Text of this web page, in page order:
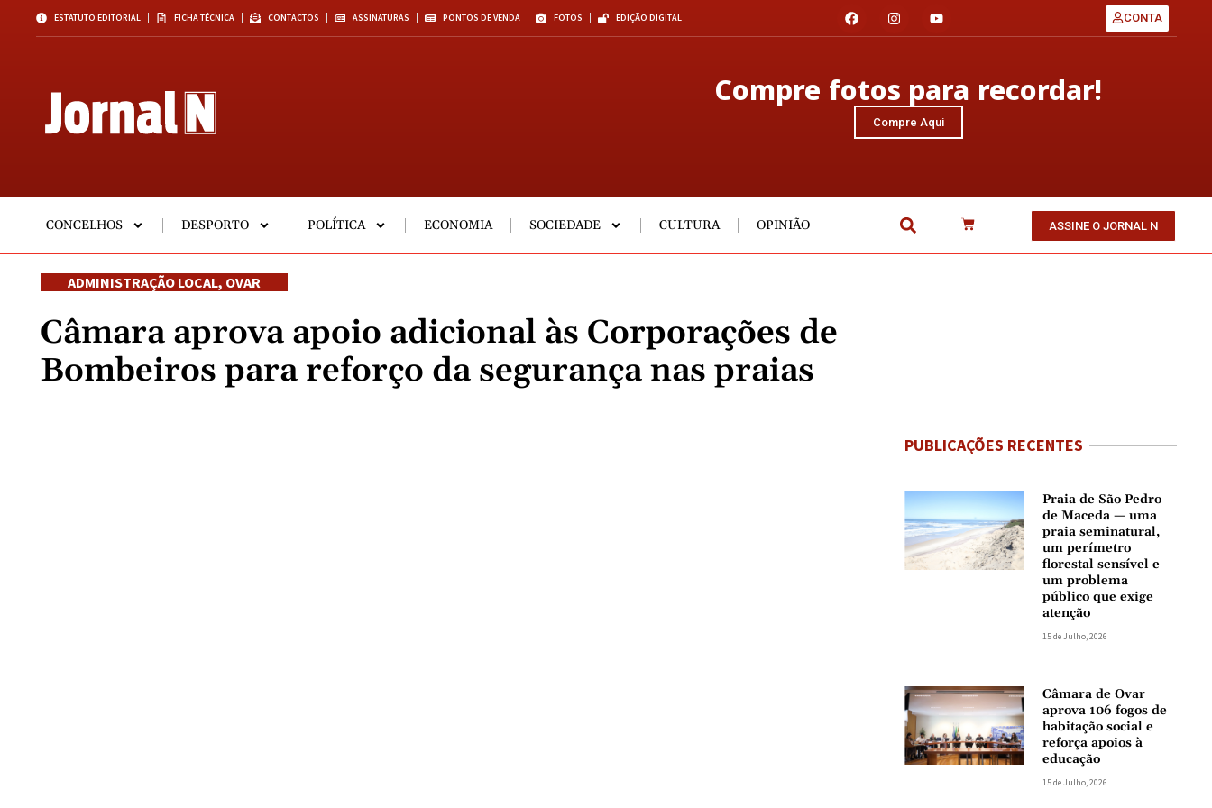
ESTATUTO EDITORIAL FICHA TÉCNICA CONTACTOS ASSINATURAS PONTOS DE VENDA FOTOS EDIÇÃO DIGITAL CONTA
Compre fotos para recordar!
Compre Aqui
CONCELHOS DESPORTO POLÍTICA ECONOMIA SOCIEDADE CULTURA OPINIÃO ASSINE O JORNAL N
ADMINISTRAÇÃO LOCAL, OVAR
Câmara aprova apoio adicional às Corporações de
Bombeiros para reforço da segurança nas praias
PUBLICAÇÕES RECENTES
Praia de São Pedro
de Maceda — uma
praia seminatural,
um perímetro
florestal sensível e
um problema
público que exige
atenção
15 de Julho, 2026
Câmara de Ovar
aprova 106 fogos de
habitação social e
reforça apoios à
educação
15 de Julho, 2026